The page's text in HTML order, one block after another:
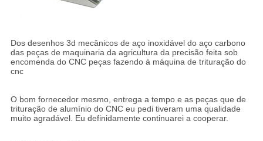
Dos desenhos 3d mecânicos de aço inoxidável do aço carbono
das peças de maquinaria da agricultura da precisão feita sob
encomenda do CNC peças fazendo à máquina de trituração do
cnc
O bom fornecedor mesmo, entrega a tempo e as peças que de
trituração de alumínio do CNC eu pedi tiveram uma qualidade
muito agradável. Eu definidamente continuarei a cooperar.